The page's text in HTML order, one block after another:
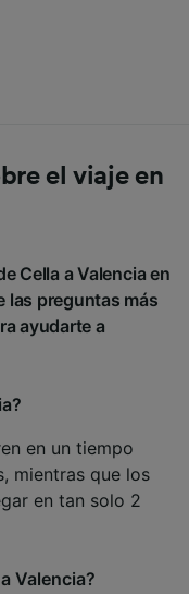
el viaje en
Cella a Valencia en
las preguntas más
ayudarte a
en un tiempo
mientras que los
en tan solo 2
Valencia?